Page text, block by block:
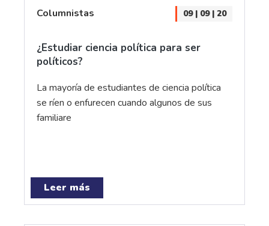
Columnistas 09 | 09 | 20
¿Estudiar ciencia política para ser
políticos?
La mayoría de estudiantes de ciencia política
se ríen o enfurecen cuando algunos de sus
familiare
Leer más